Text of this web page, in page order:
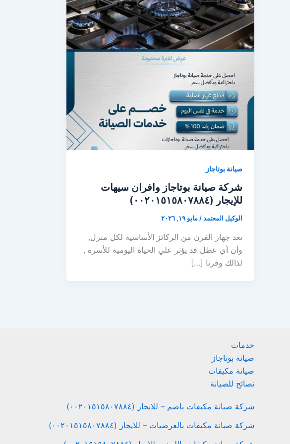
صيانة بوتاجاز
شركة صيانة بوتاجاز وافران سيهات
للإيجار (٠٠٢٠١٥١٥٨٠٧٨٨٤)
الوكيل المعتمد/مايو ١٩, ٢٠٢٦
تعد جهاز الفرن من الركائز الأساسية لكل منزل,
وأن أي عطل قد يؤثر علي الحياة اليومية للأسرة ,
لذالك وفرنا […]
خدمات
صيانة بوتاجاز
صيانة مكيفات
نصائح للصيانة
شركة صيانة مكيفات باضم – للايجار (٠٠٢٠١٥١٥٨٠٧٨٨٤)
شركة صيانة مكيفات بالعرضيات – للايجار (٠٠٢٠١٥١٥٨٠٧٨٨٤)